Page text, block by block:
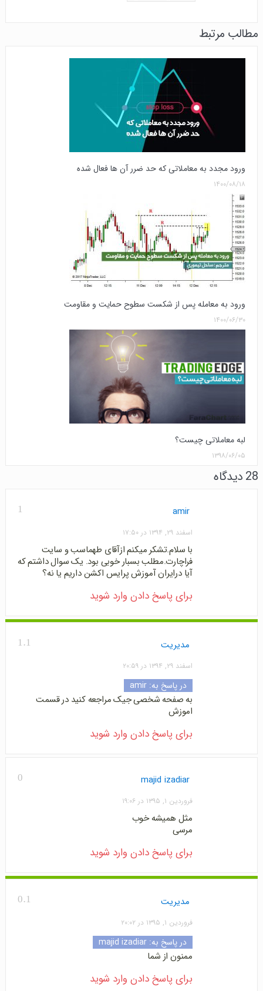
مطالب مرتبط
ورود مجدد به معاملاتی که حد ضرر آن ها فعال شده
۱۴۰۰/۰۸/۱۸
ورود به معامله پس از شکست سطوح حمایت و مقاومت
۱۴۰۰/۰۶/۳۰
لبه معاملاتی چیست؟
۱۳۹۸/۰۶/۰۵
28 دیدگاه
1 amir
اسفند ۲۹, ۱۳۹۴ در ۱۷:۵۰
با سلام.تشکر میکنم ازآقای طهماسب و سایت
فراچارت.مطلب بسبار خوبی بود. یک سوال داشتم که
آیا درایران آموزش پرایس اکشن داریم یا نه؟
برای پاسخ دادن وارد شوید
1.1 مدیریت
اسفند ۲۹, ۱۳۹۴ در ۲۰:۵۹
در پاسخ به: amir
به صفحه شخصی جیک مراجعه کنید در قسمت
اموزش
برای پاسخ دادن وارد شوید
0 majid izadiar
فروردین ۱, ۱۳۹۵ در ۱۹:۰۶
مثل همیشه خوب
مرسی
برای پاسخ دادن وارد شوید
0.1 مدیریت
فروردین ۱, ۱۳۹۵ در ۲۰:۰۲
در پاسخ به: majid izadiar
ممنون از شما
برای پاسخ دادن وارد شوید